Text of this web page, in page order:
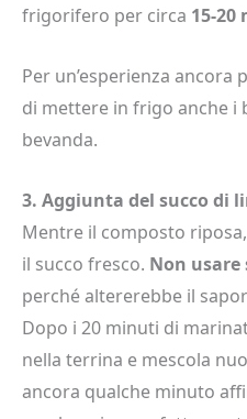
frigorifero per circa 15-
Per un’esperienza
di mettere in frigo anche i
bevanda.
3. Aggiunta del succo di
Mentre il composto
il succo fresco. Non usare
perché altererebbe il
Dopo i 20 minuti di
nella terrina e mescola
ancora qualche minuto